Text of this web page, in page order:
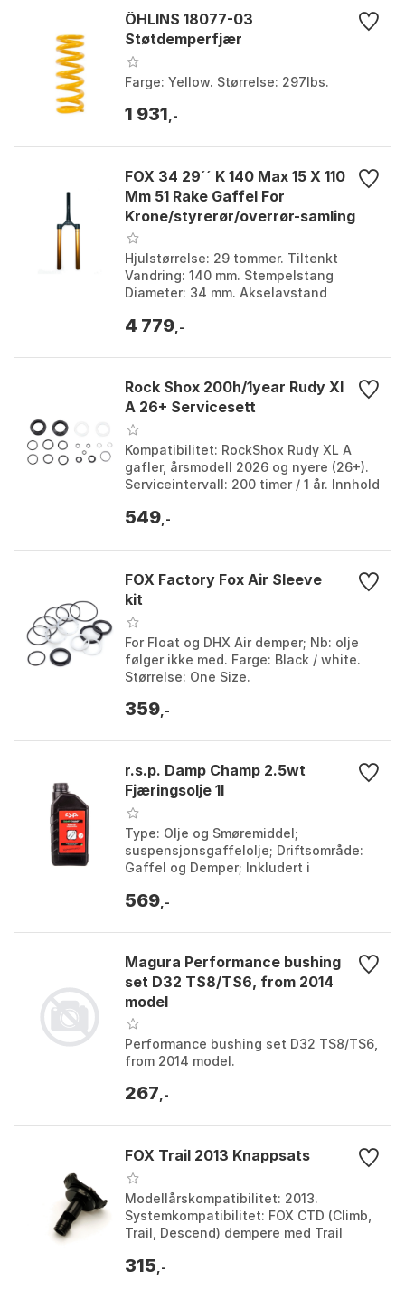
ÖHLINS 18077-03
Støtdemperfjær
Farge: Yellow. Størrelse: 297lbs.
1 931 ,-
FOX 34 29´´ K 140 Max 15 X 110
Mm 51 Rake Gaffel For
Krone/styrerør/overrør-samling
Hjulstørrelse: 29 tommer. Tiltenkt
Vandring: 140 mm. Stempelstang
Diameter: 34 mm. Akselavstand
Farge: Matte black. Størrelse...
4 779 ,-
Rock Shox 200h/1year Rudy Xl
A 26+ Servicesett
Kompatibilitet: RockShox Rudy XL A
gafler, årsmodell 2026 og nyere (26+).
Serviceintervall: 200 timer / 1 år. Innhold
glideport...
549 ,-
FOX Factory Fox Air Sleeve
kit
For Float og DHX Air demper; Nb: olje
følger ikke med. Farge: Black / white.
Størrelse: One Size.
359 ,-
r.s.p. Damp Champ 2.5wt
Fjæringsolje 1l
Type: Olje og Smøremiddel;
suspensjonsgaffelolje; Driftsområde:
Gaffel og Demper; Inkludert i
Farge: Black / red. Størrel...
569 ,-
Magura Performance bushing
set D32 TS8/TS6, from 2014
model
Performance bushing set D32 TS8/TS6,
from 2014 model.
267 ,-
FOX Trail 2013 Knappsats
Modellårskompatibilitet: 2013.
Systemkompatibilitet: FOX CTD (Climb,
Trail, Descend) dempere med Trail
kontroller og finjust...
315 ,-